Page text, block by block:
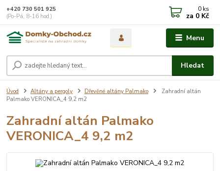
Menu
Hledat
+420 730 501 925
(Po-Pá, 8-16 hod.)
0 ks
za 0 Kč
Úvod Altány a pergoly Dřevěné altány Palmako
Zahradní altán
Palmako VERONICA_4 9,2 m2
Zahradní altán Palmako
VERONICA_4 9,2 m2